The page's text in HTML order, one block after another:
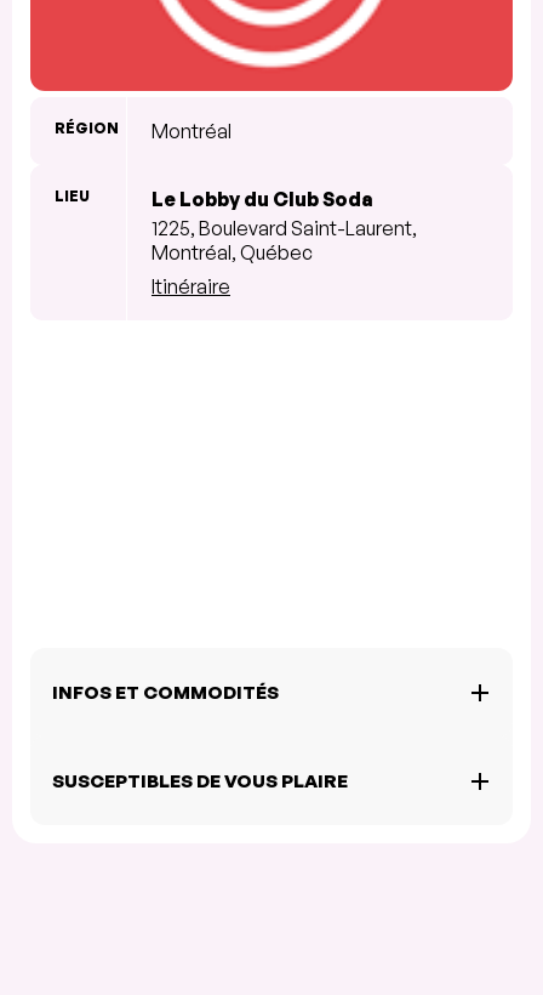
RÉGION Montréal
LIEU
Le Lobby du Club Soda
1225, Boulevard Saint-Laurent,
Montréal, Québec
Itinéraire
INFOS ET COMMODITÉS
SUSCEPTIBLES DE VOUS PLAIRE